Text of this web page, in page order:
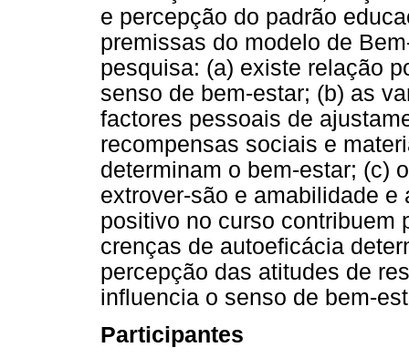
e percepção do padrão
premissas do modelo de
pesquisa: (a) existe relação
senso de bem-estar; (b) as
factores pessoais de
recompensas sociais e
determinam o bem-estar; (c)
extrover-são e amabilidade
positivo no curso contribuem
crenças de autoeficácia
percepção das atitudes de
influencia o senso de bem-
Participantes